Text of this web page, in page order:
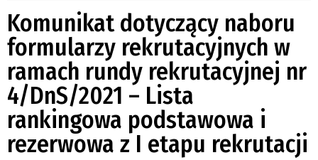
Komunikat dotyczący naboru
formularzy rekrutacyjnych w
ramach rundy rekrutacyjnej nr
4/DnS/2021 – Lista
rankingowa podstawowa i
rezerwowa z I etapu rekrutacji